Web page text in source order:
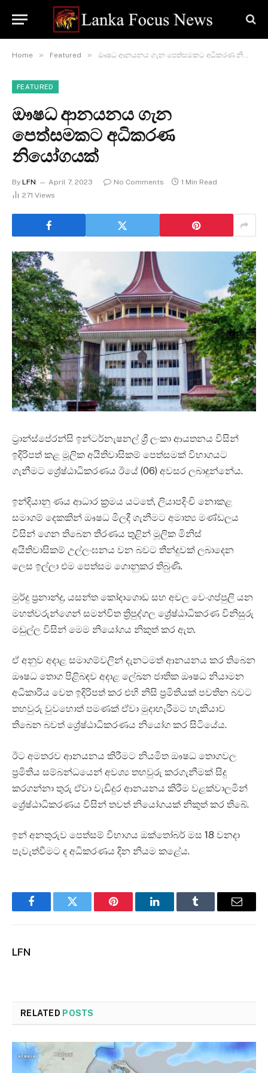
Home » Featured » ඖෂධ ආනයනය ගැන පෙත්සමකට අධිකරණ නියෝගයක්
FEATURED
ඖෂධ ආනයනය ගැන
පෙත්සමකට අධිකරණ
නියෝගයක්
By LFN April 7, 2023 No Comments
1 Min Read
271 Views
ට්‍රාන්ස්පේරන්සි ඉන්ටර්නැෂනල් ශ්‍රී ලංකා ආයතනය විසින්
ඉදිරිපත් කළ මූලික අයිතිවාසිකම් පෙත්සමක් විභාගයට
ගැනීමට ශ්‍රේෂ්ඨාධිකරණය ඊයේ (06) අවසර ලබාදුන්නේය.
ඉන්දියානු ණය ආධාර ක්‍රමය යටතේ, ලියාපදිංචි නොකළ
සමාගම් දෙකකින් ඖෂධ මිලදී ගැනීමට අමාත්‍ය මණ්ඩලය
විසින් ගෙන තිබෙන තීරණය තුළින් මූලික මිනිස්
අයිතිවාසිකම් උල්ලංඝනය වන බවට තීන්දුවක් ලබාදෙන
ලෙස ඉල්ලා එම පෙත්සම ගොනුකර තිබුණි.
මුර්දු ප්‍රනාන්දු, යසන්ත කෝදාගොඩ සහ අචල වෙංගප්පුලි යන
මහත්වරුන්ගෙන් සමන්විත ත්‍රිපුද්ගල ශ්‍රේෂ්ඨාධිකරණ විනිසුරු
මඩුල්ල විසින් මෙම නියෝගය නිකුත් කර ඇත.
ඒ අනුව අදාළ සමාගම්වලින් දැනටමත් ආනයනය කර තිබෙන
ඖෂධ තොග පිළිබඳව අදාළ ලේඛන ජාතික ඖෂධ නියාමන
අධිකාරිය වෙත ඉදිරිපත් කර එහි නිසි ප්‍රමිතියක් පවතින බවට
තහවුරු වුවහොත් පමණක් ඒවා මුදාහැරීමට හැකියාව
තිබෙන බවත් ශ්‍රේෂ්ඨාධිකරණය නියෝග කර සිටියේය.
ඊට අමතරව ආනයනය කිරීමට නියමිත ඖෂධ තොගවල
ප්‍රමිතිය සම්බන්ධයෙන් අවශ්‍ය තහවුරු කරගැනීමක් සිදු
කරගන්නා තුරු ඒවා වැඩිදුර ආනයනය කිරීම වළක්වාලමින්
ශ්‍රේෂ්ඨාධිකරණය විසින් තවත් නියෝගයක් නිකුත් කර තිබේ.
ඉන් අනතුරුව පෙත්සම් විභාගය ඔක්තෝබර් මස 18 වනදා
පැවැත්වීමට ද අධිකරණය දින නියම කළේය.
FacebookTwitter Pinterest LinkedInTumblr Email
LFN
RELATED POSTS